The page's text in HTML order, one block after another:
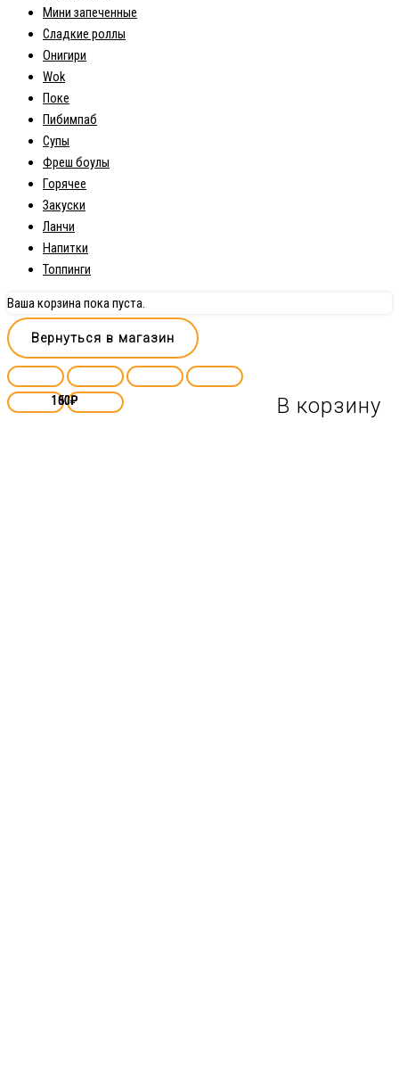
180₽ В корзину
160₽ В корзину
160₽ В корзину
150₽ В корзину
Мини запеченные
Сладкие роллы
Онигири
Wok
Поке
Пибимпаб
Супы
Фреш боулы
Горячее
Закуски
Ланчи
Напитки
Топпинги
Ваша корзина пока пуста.
Вернуться в магазин